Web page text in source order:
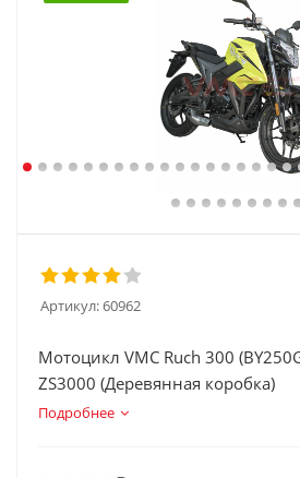
Артикул:60962
Мотоцикл VMC Ruch 300
ZS3000 (Деревянная коробка)
Подробнее